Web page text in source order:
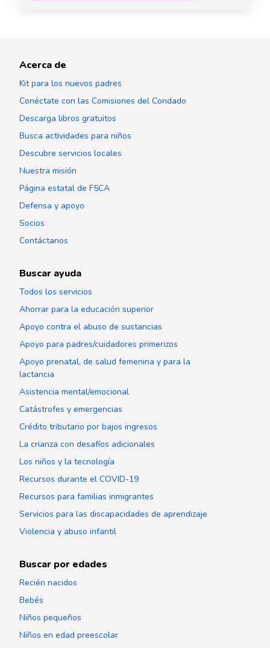
Acerca de
Kit para los nuevos padres
Conéctate con las Comisiones del Condado
Descarga libros gratuitos
Busca actividades para niños
Descubre servicios locales
Nuestra misión
Página estatal de F5CA
Defensa y apoyo
Socios
Contáctanos
Buscar ayuda
Todos los servicios
Ahorrar para la educación superior
Apoyo contra el abuso de sustancias
Apoyo para padres/cuidadores primerizos
Apoyo prenatal, de salud femenina y para la
lactancia
Asistencia mental/emocional
Catástrofes y emergencias
Crédito tributario por bajos ingresos
La crianza con desafíos adicionales
Los niños y la tecnología
Recursos durante el COVID-19
Recursos para familias inmigrantes
Servicios para las discapacidades de aprendizaje
Violencia y abuso infantil
Buscar por edades
Recién nacidos
Bebés
Niños pequeños
Niños en edad preescolar